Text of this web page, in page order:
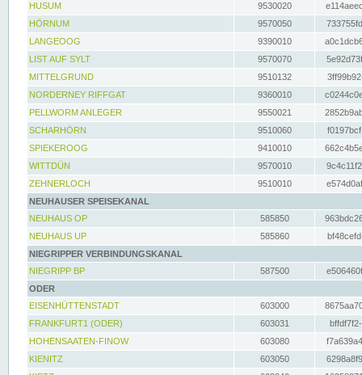
HUSUM
9530020
HÖRNUM
9570050
LANGEOOG
9390010
LIST AUF SYLT
9570070
MITTELGRUND
9510132
NORDERNEY RIFFGAT
9360010
PELLWORM ANLEGER
9550021
SCHARHÖRN
9510060
SPIEKEROOG
9410010
WITTDÜN
9570010
ZEHNERLOCH
9510010
NEUHAUSER SPEISEKANAL
NEUHAUS OP
585850
NEUHAUS UP
585860
NIEGRIPPER VERBINDUNGSKANAL
NIEGRIPP BP
587500
ODER
EISENHÜTTENSTADT
603000
FRANKFURT1 (ODER)
603031
HOHENSAATEN-FINOW
603080
KIENITZ
603050